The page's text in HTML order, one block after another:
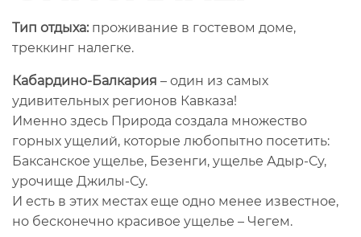
Тип отдыха:проживание в гостевом доме,
треккинг налегке.
Кабардино-Балкария – один из самых
удивительных регионов Кавказа!
Именно здесь Природа создала множество
горных ущелий, которые любопытно посетить:
Баксанское ущелье, Безенги, ущелье Адыр-Су,
урочище Джилы-Су.
И есть в этих местах еще одно менее известное,
но бесконечно красивое ущелье – Чегем.